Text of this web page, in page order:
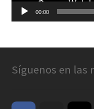
00:00
Síguenos en las